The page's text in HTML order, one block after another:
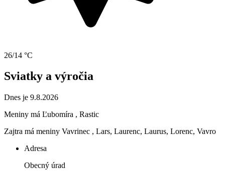
26/14 °C
Sviatky a výročia
Dnes je 9.8.2026
Meniny má Ľubomíra , Rastic
Zajtra má meniny Vavrinec , Lars, Laurenc, Laurus, Lorenc, Vavro
Adresa
Obecný úrad